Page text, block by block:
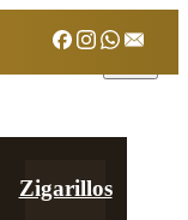
Zigarillos